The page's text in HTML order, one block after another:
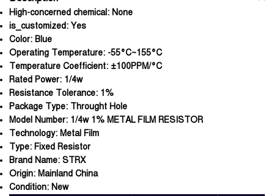
High-concerned chemical: None
is_customized: Yes
Color: Blue
Operating Temperature: -55°C~155°C
Temperature Coefficient: ±100PPM/°C
Rated Power: 1/4w
Resistance Tolerance: 1%
Package Type: Throught Hole
Model Number: 1/4w 1% METAL FILM RESISTOR
Technology: Metal Film
Type: Fixed Resistor
Brand Name: STRX
Origin: Mainland China
Condition: New